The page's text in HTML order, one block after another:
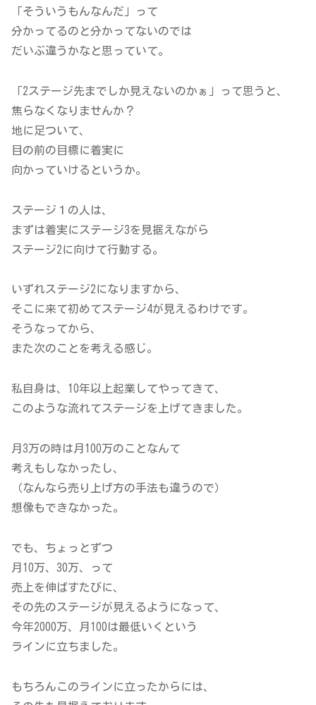
「そういうもんなんだ」って
分かってるのと分かってないのでは
だいぶ違うかなと思っていて。
「2ステージ先までしか見えないのかぁ」って思うと、
焦らなくなりませんか？
地に足ついて、
目の前の目標に着実に
向かっていけるというか。
ステージ１の人は、
まずは着実にステージ3を見据えながら
ステージ2に向けて行動する。
いずれステージ2になりますから、
そこに来て初めてステージ4が見えるわけです。
そうなってから、
また次のことを考える感じ。
私自身は、10年以上起業してやってきて、
このような流れてステージを上げてきました。
月3万の時は月100万のことなんて
考えもしなかったし、
（なんなら売り上げ方の手法も違うので）
想像もできなかった。
でも、ちょっとずつ
月10万、30万、って
売上を伸ばすたびに、
その先のステージが見えるようになって、
今年2000万、月100は最低いくという
ラインに立ちました。
もちろんこのラインに立ったからには、